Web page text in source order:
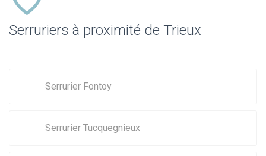
Serruriers à proximité de Trieux
Serrurier Fontoy
Serrurier Tucquegnieux